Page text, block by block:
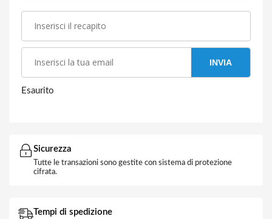
INVIA
Esaurito
Sicurezza
Tutte le transazioni sono gestite con sistema di protezione
cifrata.
Tempi di spedizione